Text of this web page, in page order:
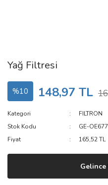
Yağ Filtresi
%10 148,97 TL
Kategori
FILTRON
Stok Kodu
GE-OE677
Fiyat
165,52 TL
Gelince